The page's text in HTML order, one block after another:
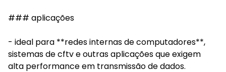
### aplicações
- ideal para **redes internas de computadores**,
sistemas de cftv e outras aplicações que exigem
alta performance em transmissão de dados.